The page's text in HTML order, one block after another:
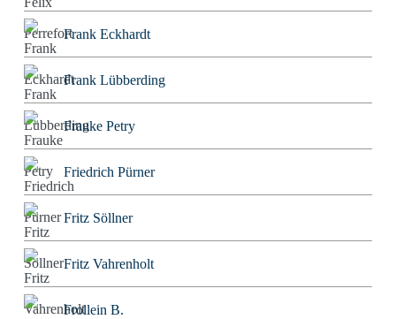
Frank Eckhardt
Frank Lübberding
Frauke Petry
Friedrich Pürner
Fritz Söllner
Fritz Vahrenholt
Frollein B.